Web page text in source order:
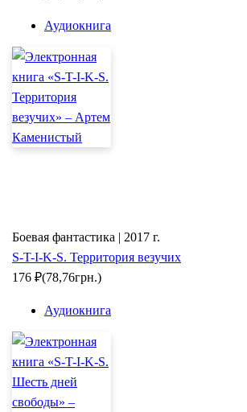
Аудиокнига
Боевая фантастика | 2017 г.
S-T-I-K-S. Территория везучих
176 ₽(78,76грн.)
Аудиокнига